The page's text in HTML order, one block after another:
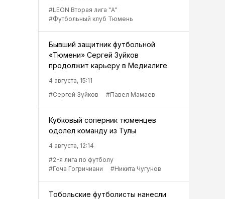
#LEON Вторая лига "А"
#Футбольный клуб Тюмень
Бывший защитник футбольной
«Тюмени» Сергей Зуйков
продолжит карьеру в Медиалиге
4 августа, 15:11
#Сергей Зуйков
#Павел Мамаев
Кубковый соперник тюменцев
одолел команду из Тулы
4 августа, 12:14
#2-я лига по футболу
#Гоча Гогричиани
#Никита Чугунов
Тобольские футболисты нанесли